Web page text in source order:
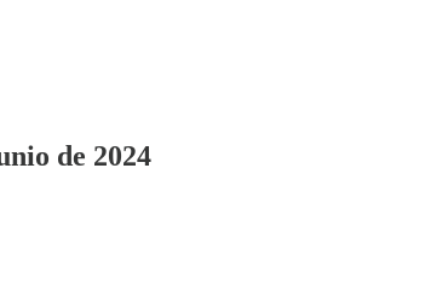
de 2024